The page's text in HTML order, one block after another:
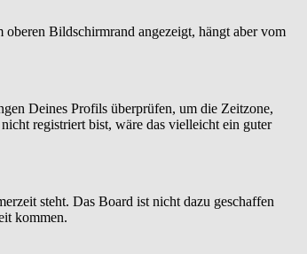
Bildschirmrand angezeigt, hängt aber vom
Deines Profils überprüfen, um die Zeitzone,
registriert bist, wäre das vielleicht ein guter
steht. Das Board ist nicht dazu geschaffen
kommen.